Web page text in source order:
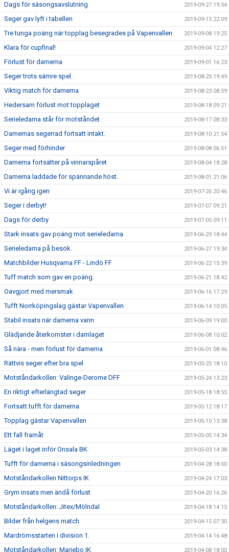
Dags för säsongsavslutning 2019-09-27 19:54
Seger gav lyft i tabellen 2019-09-15 22:09
Tre tunga poäng när topplag besegrades på Vapenvallen 2019-09-08 19:25
Klara för cupfinal! 2019-09-04 12:27
Förlust för damerna 2019-09-01 16:23
Seger trots sämre spel. 2019-08-25 19:49
Viktig match för damerna 2019-08-23 08:59
Hedersam förlust mot topplaget 2019-08-18 09:21
Serieledarna står för motståndet 2019-08-17 08:33
Damernas segerrad fortsatt intakt. 2019-08-10 21:54
Seger med förhinder 2019-08-08 06:51
Damerna fortsätter på vinnarspåret 2019-08-04 18:28
Damerna laddade för spännande höst. 2019-08-01 21:06
Vi är igång igen 2019-07-26 20:46
Seger i derbyt! 2019-07-07 09:21
Dags för derby 2019-07-05 09:11
Stark insats gav poäng mot serieledarna 2019-06-29 18:44
Serieledarna på besök. 2019-06-27 19:34
Matchbilder Husqvarna FF - Lindö FF 2019-06-22 15:39
Tuff match som gav en poäng. 2019-06-21 18:42
Oavgjort med mersmak 2019-06-16 17:29
Tufft Norrköpingslag gästar Vapenvallen 2019-06-14 10:05
Stabil insats när damerna vann 2019-06-09 19:00
Glädjande återkomster i damlaget 2019-06-08 10:02
Så nära - men förlust för damerna 2019-06-01 08:46
Rättvis seger efter bra spel 2019-05-25 18:10
Motståndarkollen: Valinge-Derome DFF 2019-05-24 13:23
En riktigt efterlängtad seger 2019-05-18 18:55
Fortsatt tufft för damerna 2019-05-12 18:17
Topplag gästar Vapenvallen 2019-05-10 13:38
Ett fall framåt 2019-05-05 14:34
Läget i laget inför Onsala BK 2019-05-03 14:38
Tufft för damerna i säsongsinledningen 2019-04-28 18:00
Motståndarkollen Nittorps IK 2019-04-24 17:03
Grym insats men ändå förlust 2019-04-20 16:26
Motståndarkollen: Jitex/Mölndal 2019-04-18 14:15
Bilder från helgens match 2019-04-15 07:30
Mardrömsstarten i division 1. 2019-04-14 16:48
Motståndarkollen: Mariebo IK 2019-04-08 18:00